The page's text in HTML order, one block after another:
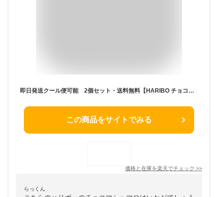
即日発送クール便可能 2個セット・送料無料【HARIBO チョコマシュマロ】HARIBOハリボー チョコマシュマロ 冷蔵発送 chamallows Soft kiss 200g share size
この商品をサイトでみる
価格と在庫を楽天でチェック >>
らっくん